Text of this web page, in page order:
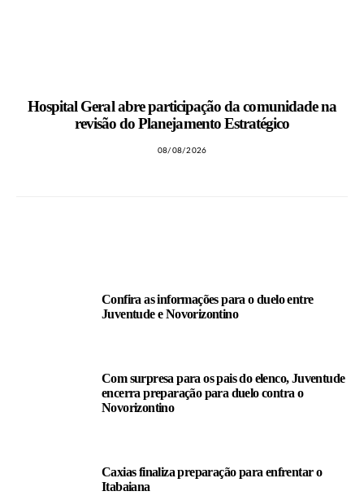
Hospital Geral abre participação da comunidade na
revisão do Planejamento Estratégico
08/08/2026
Confira as informações para o duelo entre
Juventude e Novorizontino
Com surpresa para os pais do elenco, Juventude
encerra preparação para duelo contra o
Novorizontino
Caxias finaliza preparação para enfrentar o
Itabaiana